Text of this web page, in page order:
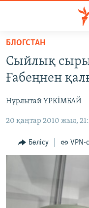
Skip
main
content
to
Navigation
Search
САЯСАТ
ҚАҢТАР ОҚИҒАСЫ
АДАМ ҚҰҚЫҚТАРЫ
ӘЛЕУМЕТ
ӘЛЕМ
АРНАЙЫ ЖОБАЛАР
БЛОГСТАН
Сыйлық сыры
Ғабеңнен
Нұрлытай ҮРКİМБАЙ
20 қаңтар 2010 жыл,
Бөлісу VPN-